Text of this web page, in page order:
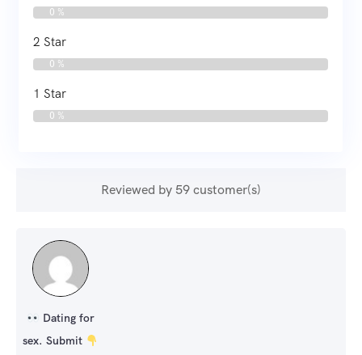
0 %
2 Star
0 %
1 Star
0 %
Reviewed by 59 customer(s)
Dating for
sex. Submit